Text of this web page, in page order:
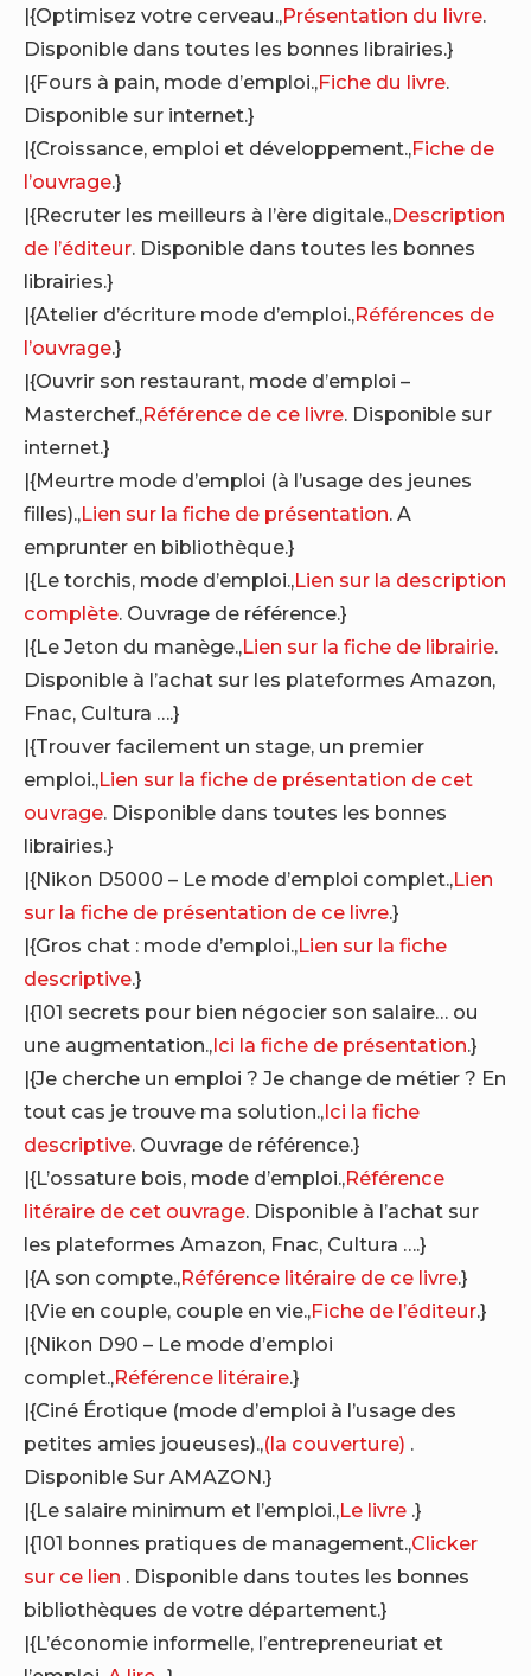
|{Optimisez votre cerveau.,Présentation du livre.
Disponible dans toutes les bonnes librairies.}
|{Fours à pain, mode d’emploi.,Fiche du livre.
Disponible sur internet.}
|{Croissance, emploi et développement.,Fiche de
l’ouvrage.}
|{Recruter les meilleurs à l’ère digitale.,Description
de l’éditeur. Disponible dans toutes les bonnes
librairies.}
|{Atelier d’écriture mode d’emploi.,Références de
l’ouvrage.}
|{Ouvrir son restaurant, mode d’emploi –
Masterchef.,Référence de ce livre. Disponible sur
internet.}
|{Meurtre mode d’emploi (à l’usage des jeunes
filles).,Lien sur la fiche de présentation. A
emprunter en bibliothèque.}
|{Le torchis, mode d’emploi.,Lien sur la description
complète. Ouvrage de référence.}
|{Le Jeton du manège.,Lien sur la fiche de librairie.
Disponible à l’achat sur les plateformes Amazon,
Fnac, Cultura ….}
|{Trouver facilement un stage, un premier
emploi.,Lien sur la fiche de présentation de cet
ouvrage. Disponible dans toutes les bonnes
librairies.}
|{Nikon D5000 – Le mode d’emploi complet.,Lien
sur la fiche de présentation de ce livre.}
|{Gros chat : mode d’emploi.,Lien sur la fiche
descriptive.}
|{101 secrets pour bien négocier son salaire… ou
une augmentation.,Ici la fiche de présentation.}
|{Je cherche un emploi ? Je change de métier ? En
tout cas je trouve ma solution.,Ici la fiche
descriptive. Ouvrage de référence.}
|{L’ossature bois, mode d’emploi.,Référence
litéraire de cet ouvrage. Disponible à l’achat sur
les plateformes Amazon, Fnac, Cultura ….}
|{A son compte.,Référence litéraire de ce livre.}
|{Vie en couple, couple en vie.,Fiche de l’éditeur.}
|{Nikon D90 – Le mode d’emploi
complet.,Référence litéraire.}
|{Ciné Érotique (mode d’emploi à l’usage des
petites amies joueuses).,(la couverture) .
Disponible Sur AMAZON.}
|{Le salaire minimum et l’emploi.,Le livre .}
|{101 bonnes pratiques de management.,Clicker
sur ce lien . Disponible dans toutes les bonnes
bibliothèques de votre département.}
|{L’économie informelle, l’entrepreneuriat et